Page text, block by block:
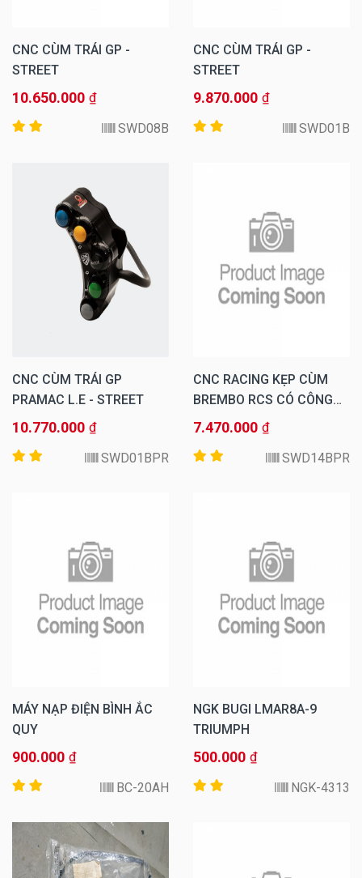
CNC CÙM TRÁI GP -
STREET
10.650.000 ₫
SWD08B
CNC CÙM TRÁI GP -
STREET
9.870.000 ₫
SWD01B
CNC CÙM TRÁI GP
PRAMAC L.E - STREET
10.770.000 ₫
SWD01BPR
CNC RACING KẸP CÙM
BREMBO RCS CÓ CÔNG
TẮC ĐỀ MÁY PRAMAC
7.470.000 ₫
SWD14BPR
MÁY NẠP ĐIỆN BÌNH ẮC
QUY
900.000 ₫
BC-20AH
NGK BUGI LMAR8A-9
TRIUMPH
500.000 ₫
NGK-4313